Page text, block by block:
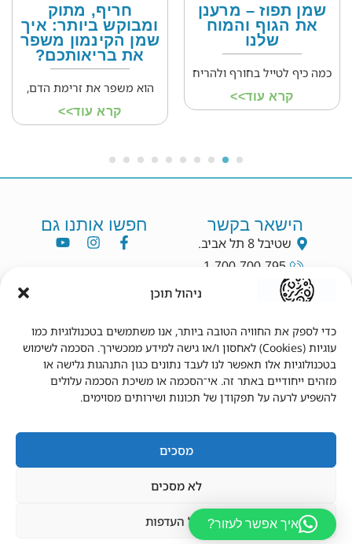
ניהול תוכן
כדי לספק את החוויה הטובה ביותר, אנו משתמשים בטכנולוגיות כמו
עוגיות (Cookies) לאחסון ו/או גישה למידע ממכשירך. הסכמה לשימוש
בטכנולוגיות אלו תאפשר לנו לעבד נתונים כגון התנהגות גלישה או
מזהים ייחודיים באתר זה. אי־הסכמה או משיכת הסכמה עלולים
להשפיע לרעה על תפקודן של תכונות ושירותים מסוימים.
מסכים
לא מסכים
נהל העדפות
שמן תפוז – מרענן
את הגוף והמוח
שלנו
כמה כיף לטייל בחורף ולהריח
קרא עוד>>
חריף, מתוק
ומבוקש ביותר: איך
שמן הקינמון משפר
את בריאותכם?
הוא משפר את זרימת הדם,
קרא עוד>>
הישאר בקשר
שטיבל 8 תל אביב.
1-700-700-795
info@dryang.co.il
חפשו אותנו גם
תנאי שימוש
תקנון
תנאי שימוש
מידע נוסף
צור קשר
מדיניות פרטיות
© 2026 כל הזכויות שמורות לד"ר יאנג.
איך אפשר לעזור?